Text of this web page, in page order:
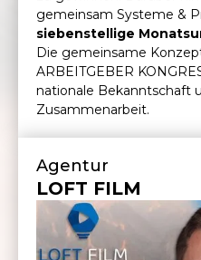
gemeinsam Systeme &
siebenstellige
Die gemeinsame
ARBEITGEBER
nationale Bekanntschaft
Zusammenarbeit.
Agentur
LOFT FILM